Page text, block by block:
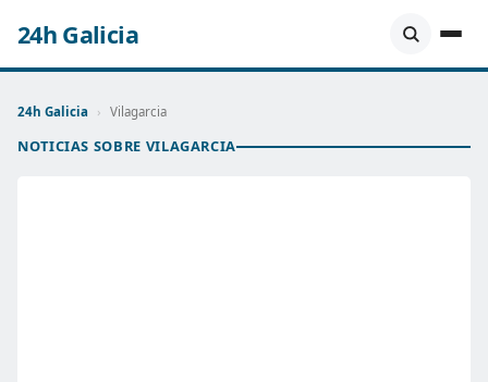
24h Galicia
24h Galicia › Vilagarcia
NOTICIAS SOBRE VILAGARCIA